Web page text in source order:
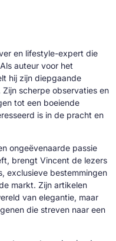
en lifestyle-expert die
auteur voor het
hij zijn diepgaande
scherpe observaties en
tot een boeiende
is in de pracht en
ongeëvenaarde passie
brengt Vincent de lezers
exclusieve bestemmingen
markt. Zijn artikelen
van elegantie, maar
die streven naar een